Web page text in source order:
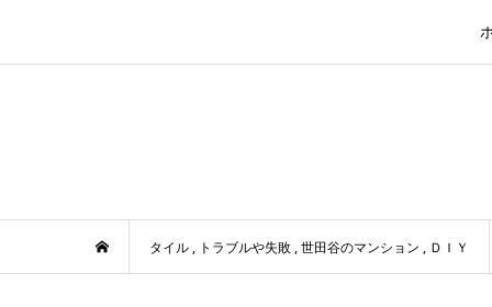
タイル , トラブルや失敗 ,世田谷のマンション , ＤＩＹ